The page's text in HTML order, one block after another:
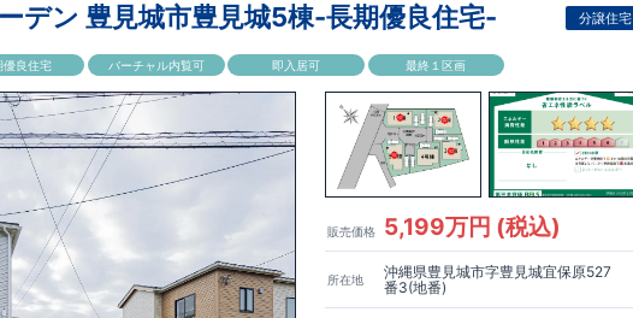
デン 豊見城市豊見城5棟-長期優良住宅- 分譲住宅
優良住宅 バーチャル内覧可 即入居可 最終１区画
販売価格 5,199万円 (税込)
所在地
沖縄県豊見城市字豊見城宜保原527
番3(地番)